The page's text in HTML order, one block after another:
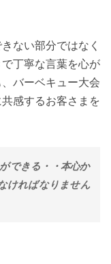
ない部分ではなく
丁寧な言葉を心が
バーベキュー大会
感するお客さまを
できる・・本心か
ければなりません